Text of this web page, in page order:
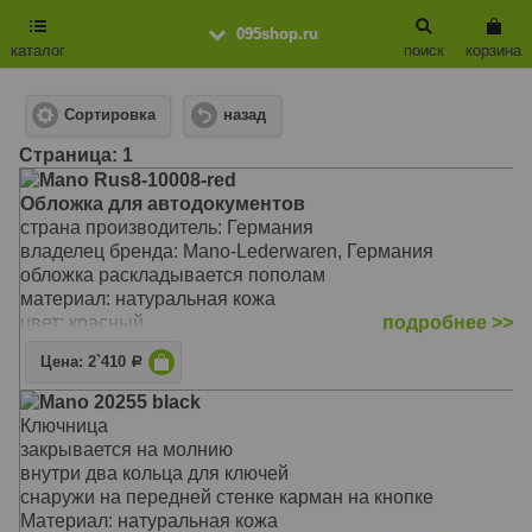
095shop.ru
каталог
корзина
поиск
Сортировка назад
Cтраница: 1
Mano Rus8-10008-red
Обложка для автодокументов
страна производитель: Германия
владелец бренда: Mano-Lederwaren, Германия
обложка раскладывается пополам
материал: натуральная кожа
цвет: красный
подробнее >>
Цена: 2`410 Р
Mano 20255 black
Ключница
закрывается на молнию
внутри два кольца для ключей
снаружи на передней стенке карман на кнопке
Материал: натуральная кожа